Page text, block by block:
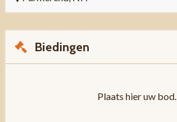
Biedingen
Plaats hier uw bod.